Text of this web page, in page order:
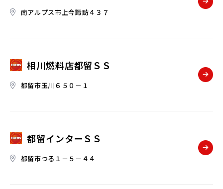
南アルプス市上今諏訪４３７
相川燃料店都留ＳＳ
都留市玉川６５０－１
都留インターＳＳ
都留市つる１－５－４４